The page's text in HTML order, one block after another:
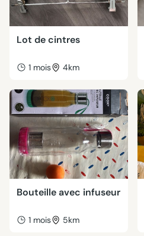
Lot de cintres
1 mois 4km
Bouteille avec infuseur
1 mois 5km